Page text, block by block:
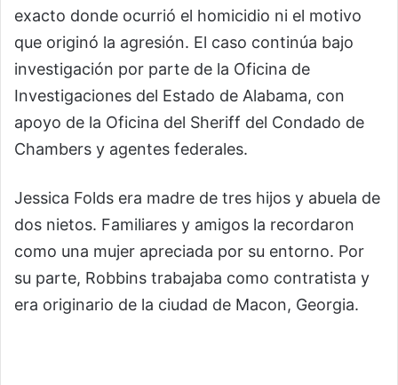
exacto donde ocurrió el homicidio ni el motivo
que originó la agresión. El caso continúa bajo
investigación por parte de la Oficina de
Investigaciones del Estado de Alabama, con
apoyo de la Oficina del Sheriff del Condado de
Chambers y agentes federales.
Jessica Folds era madre de tres hijos y abuela de
dos nietos. Familiares y amigos la recordaron
como una mujer apreciada por su entorno. Por
su parte, Robbins trabajaba como contratista y
era originario de la ciudad de Macon, Georgia.